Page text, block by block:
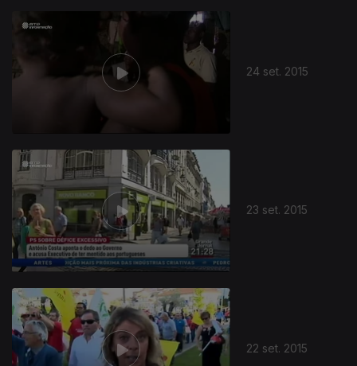
24 set. 2015
23 set. 2015
22 set. 2015
207394